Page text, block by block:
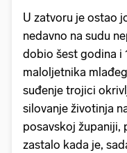
U zatvoru je ostao
nedavno na sudu
dobio šest godina i
maloljetnika
suđenje trojici
silovanje životinja
posavskoj županiji,
zastalo kada je,